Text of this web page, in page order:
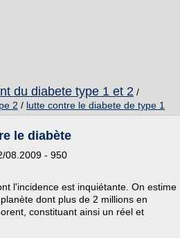
du diabete type 1 et 2 /
2 / lutte contre le diabete de type 1
le diabète
08.2009 - 950
l'incidence est inquiétante. On estime
dont plus de 2 millions en
constituant ainsi un réel et